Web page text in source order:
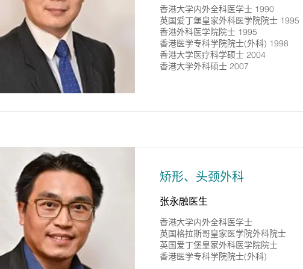
香港大学内外全科医学士 1990
英国爱丁堡皇家外科医学院院士 1995
香港外科医学院院士 1995
香港医学专科学院院士(外科) 1998
香港大学医疗科学硕士 2004
香港大学外科硕士 2007
矫形、头颈外科
张永融医生
香港大学内外全科医学士
英国格拉斯哥皇家医学院外科院士
英国爱丁堡皇家外科医学院院士
香港医学专科学院院士(外科)